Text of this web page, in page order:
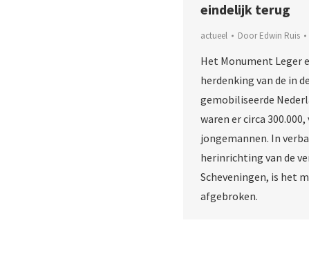
eindelijk terug
actueel DoorEdwin Ruis
Het Monument Leger
herdenking van de in
gemobiliseerde
waren er circa
jongemannen. In
herinrichting van de
Scheveningen, is het
afgebroken.